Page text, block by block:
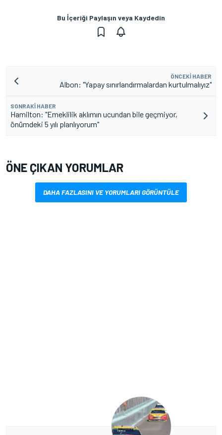
Bu İçeriği Paylaşın veya Kaydedin
ÖNCEKI HABER
Albon: "Yapay sınırlandırmalardan kurtulmalıyız"
SONRAKI HABER
Hamilton: "Emeklilik aklımın ucundan bile geçmiyor,
önümdeki 5 yılı planlıyorum"
ÖNE ÇIKAN YORUMLAR
DAHA FAZLASINI VE YORUMLARI GÖRÜNTÜLE